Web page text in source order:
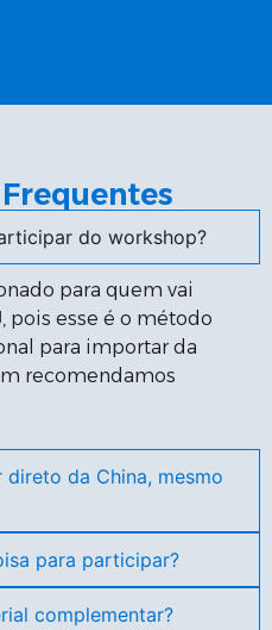
do workshop?
para quem vai
, pois esse é o método
para importar da
recomendamos
da China, mesmo
para participar?
complementar?